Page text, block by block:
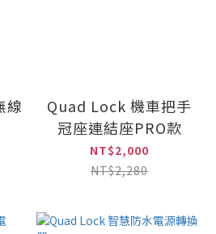
線
Quad Lock 機車把手
冠座連結座PRO款
NT$2,000
NT$2,280